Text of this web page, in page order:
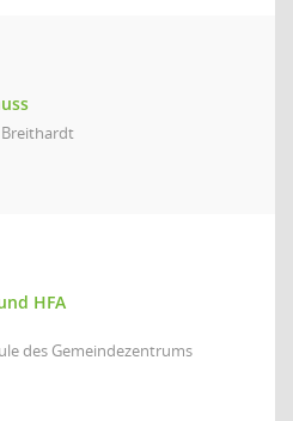
HFA
des Gemeindezentrums